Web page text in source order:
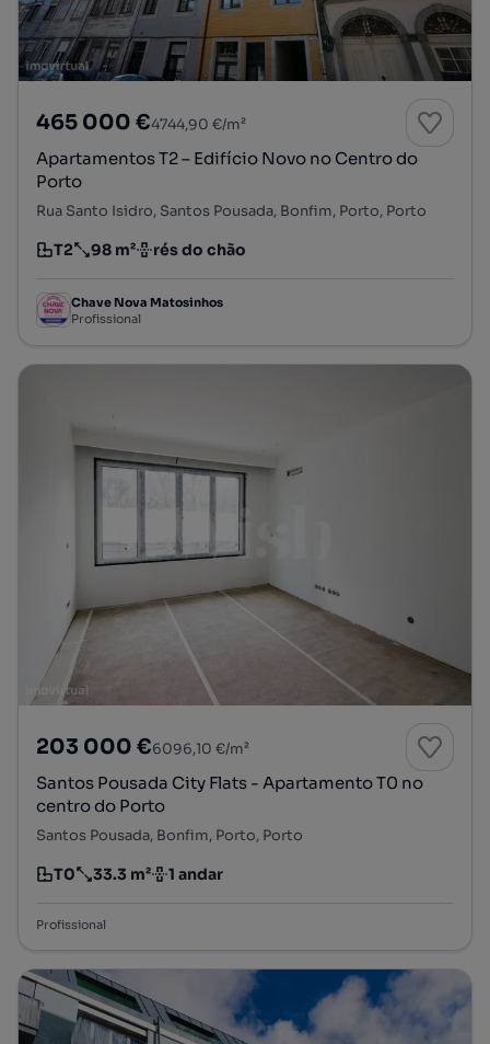
465 000 €4744,90 €/m²
Apartamentos T2 – Edifício Novo no Centro do
Porto
Rua Santo Isidro, Santos Pousada, Bonfim, Porto, Porto
Tipologia
T2
Preço por metro quadrado
98 m²
Andar rés do chão
Chave Nova Matosinhos
Profissional
203 000 €6096,10 €/m²
Santos Pousada City Flats - Apartamento T0 no
centro do Porto
Santos Pousada, Bonfim, Porto, Porto
Tipologia
T0
Preço por metro quadrado
33.3 m²
Andar 1 andar
Profissional